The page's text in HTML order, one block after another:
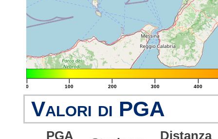
|
0
|
100
|
200
|
300
|
400
Valori di PGA
PGA
Distanza